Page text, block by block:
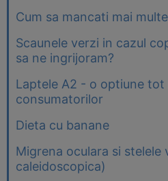
Cum sa mancati mai
Scaunele verzi in cazul
sa ne ingrijoram?
Laptele A2 - o optiune
consumatorilor
Dieta cu banane
Migrena oculara si stelele
caleidoscopica)